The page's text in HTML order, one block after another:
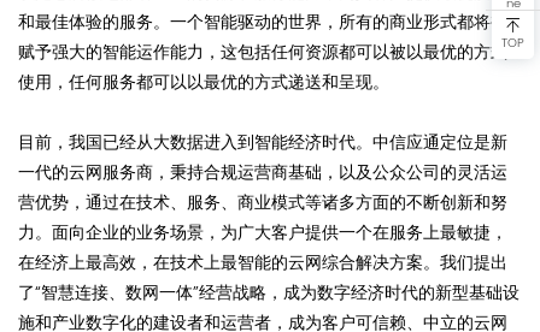
和最佳体验的服务。一个智能驱动的世界，所有的商业形式都将被
赋予强大的智能运作能力，这包括任何资源都可以被以最优的方式
使用，任何服务都可以以最优的方式递送和呈现。
目前，我国已经从大数据进入到智能经济时代。中信应通定位是新
一代的云网服务商，秉持合规运营商基础，以及公众公司的灵活运
营优势，通过在技术、服务、商业模式等诸多方面的不断创新和努
力。面向企业的业务场景，为广大客户提供一个在服务上最敏捷，
在经济上最高效，在技术上最智能的云网综合解决方案。我们提出
了“智慧连接、数网一体”经营战略，成为数字经济时代的新型基础设
施和产业数字化的建设者和运营者，成为客户可信赖、中立的云网
TOP